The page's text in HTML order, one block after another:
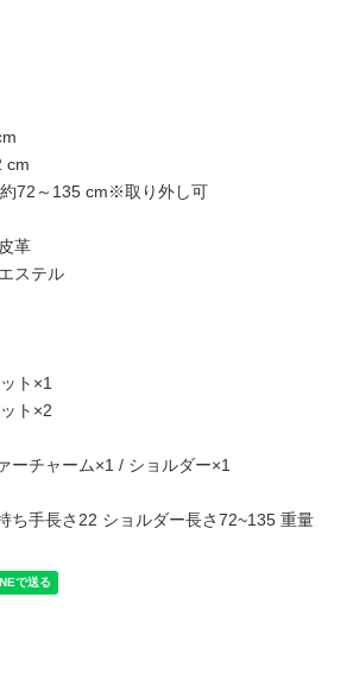
cm
72～135 cm※取り外し可
革
テル
ト×1
ト×2
ーチャーム×1 / ショルダー×1
ち手長さ22 ショルダー長さ72~135 重量